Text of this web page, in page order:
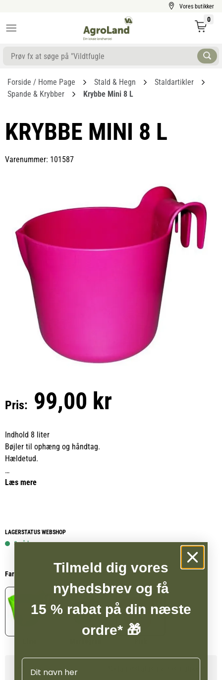
Vores butikker
0
Forside / Home Page Stald & Hegn
Staldartikler
Spande & Krybber
Krybbe Mini 8 L
KRYBBE MINI 8 L
Varenummer: 101587
Pris: 99,00 kr
Indhold 8 liter
Bøjler til ophæng og håndtag.
Hældetud.
Farve Lime.
UV beskyttet og fødevare godkendte-materialer.
Læs mere
LAGERSTATUS WEBSHOP
8 på lager
Farve
Tilmeld dig vores
nyhedsbrev og få
15 % rabat på din næste
ordre* 🎁
Navn